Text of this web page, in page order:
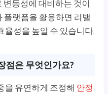
동성에 대비하는 것이
플랫폼을 활용하면 리밸
율성을 높일 수 있습니다.
점은 무엇인가요?
을 유연하게 조정해 안정